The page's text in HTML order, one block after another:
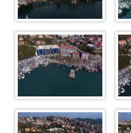
Talimat Bürosu
Muhabere Bürosu
CBS Ön Bürosu (Müracaat Bürosu)
Memurluk
Adli Emanet Memurluğu
Masalar
KOMİSYON